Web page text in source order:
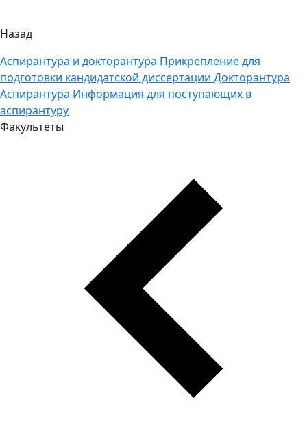
Назад
Аспирантура и докторантура Прикрепление для
подготовки кандидатской диссертации Докторантура
Аспирантура Информация для поступающих в
аспирантуру
Факультеты